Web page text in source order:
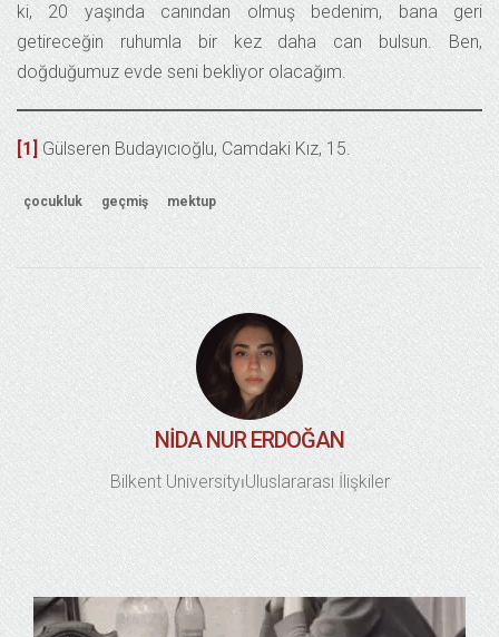
ki, 20 yaşında canından olmuş bedenim, bana geri
getireceğin ruhumla bir kez daha can bulsun. Ben,
doğduğumuz evde seni bekliyor olacağım.
[1] Gülseren Budayıcıoğlu, Camdaki Kız, 15.
çocukluk geçmiş mektup
NIDA NUR ERDOĞAN
Bilkent University⏐Uluslararası İlişkiler